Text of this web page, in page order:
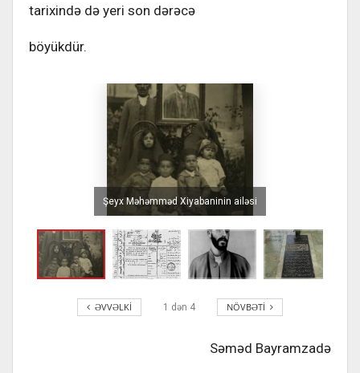
tarixində də yeri son dərəcə
böyükdür.
Şeyx Məhəmməd Xiyabaninin ailəsi
ƏVVƏLKI 1 dən 4 NÖVBƏTI
Səməd Bayramzadə